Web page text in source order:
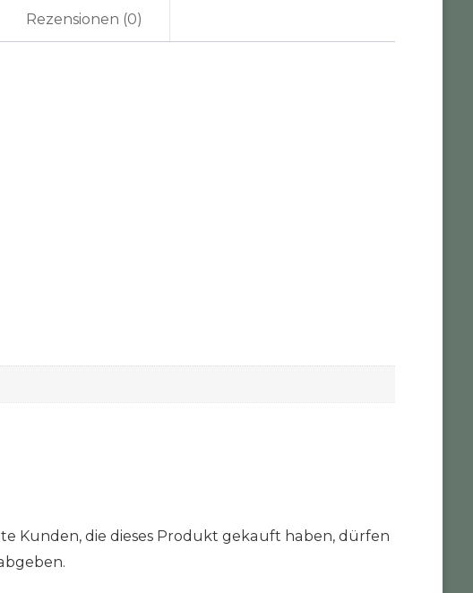
Rezensionen (0)
Kunden, die dieses Produkt gekauft haben, dürfen